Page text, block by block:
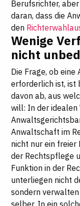
Berufsrichter,
daran, dass die
den
Wenige
nicht
Die Frage, ob
erforderlich ist, ist
davon ab, aus
will: In der
Anwaltschaft im
nicht nur ein freier
der Rechtspflege
Funktion in der
unterliegen nicht
sondern